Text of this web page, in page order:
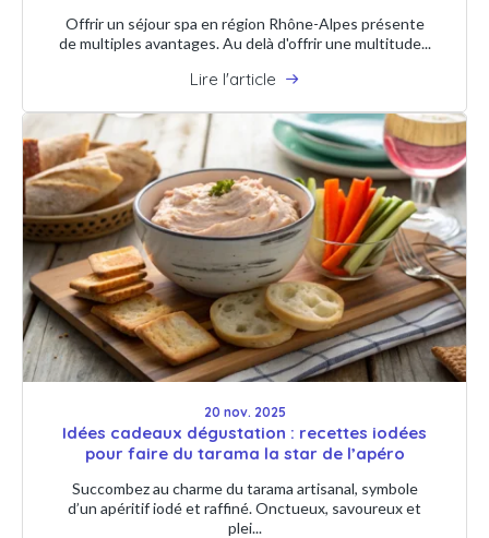
Offrir un séjour spa en région Rhône-Alpes présente
de multiples avantages. Au delà d'offrir une multitude...
Lire l'article
20 nov. 2025
Idées cadeaux dégustation : recettes iodées
pour faire du tarama la star de l’apéro
Succombez au charme du tarama artisanal, symbole
d’un apéritif iodé et raffiné. Onctueux, savoureux et
plei...